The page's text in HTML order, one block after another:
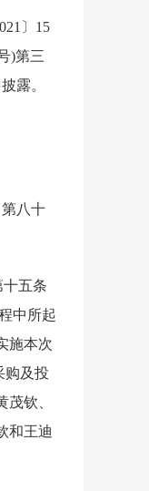
〕15
)第三
露。
八十
五条
中所起
施本次
购及投
钦、
和王迪